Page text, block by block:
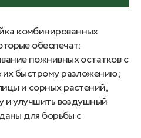
комбинированных
обеспечат:
пожнивных остатков с
быстрому разложению;
и сорных растений,
и улучшить воздушный
для борьбы с